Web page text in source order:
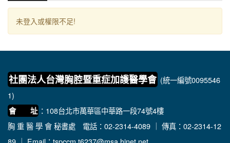
未登入或權限不足!
社團法人台灣胸腔暨重症加護醫學會 (統一編號0095546
1)
會 址 ：108台北市萬華區中華路一段74號4樓
胸 重 醫 學 會 秘書處 電話：02-2314-4089 ｜ 傳真：02-2314-12